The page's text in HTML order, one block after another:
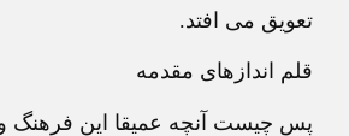
تعویق می افتد.
قلم اندازهای مقدمه
پس چیست آنچه عمیقا این فرهنگ و